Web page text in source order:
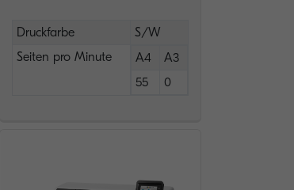
Druckfarbe
S/W
Seiten pro Minute
A4
A3
55
0